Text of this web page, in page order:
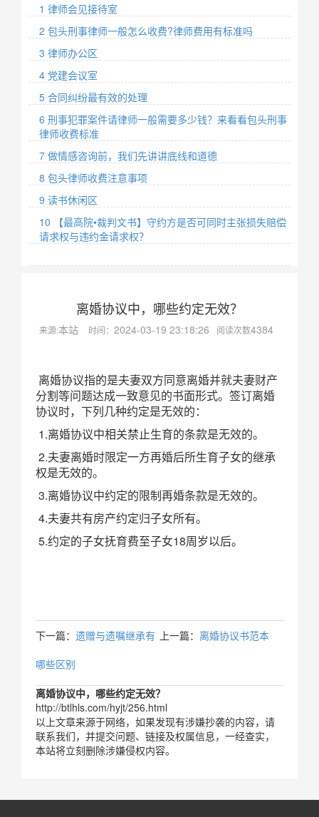
1 律师会见接待室
2 包头刑事律师一般怎么收费?律师费用有标准吗
3 律师办公区
4 党建会议室
5 合同纠纷最有效的处理
6 刑事犯罪案件请律师一般需要多少钱？来看看包头刑事
律师收费标准
7 做情感咨询前，我们先讲讲底线和道德
8 包头律师收费注意事项
9 读书休闲区
10 【最高院•裁判文书】守约方是否可同时主张损失赔偿
请求权与违约金请求权？
离婚协议中，哪些约定无效？
来源:本站 时间： 2024-03-19 23:18:26 阅读次数4384
离婚协议指的是夫妻双方同意离婚并就夫妻财产
分割等问题达成一致意见的书面形式。签订离婚
协议时，下列几种约定是无效的：
1.离婚协议中相关禁止生育的条款是无效的。
2.夫妻离婚时限定一方再婚后所生育子女的继承
权是无效的。
3.离婚协议中约定的限制再婚条款是无效的。
4.夫妻共有房产约定归子女所有。
5.约定的子女抚育费至子女18周岁以后。
上一篇： 离婚协议书范本
下一篇： 遗赠与遗嘱继承有
哪些区别
离婚协议中，哪些约定无效？
http://btlhls.com/hyjt/256.html
以上文章来源于网络，如果发现有涉嫌抄袭的内容，请
联系我们，并提交问题、链接及权属信息，一经查实，
本站将立刻删除涉嫌侵权内容。